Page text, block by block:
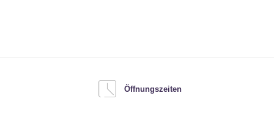
Öffnungszeiten